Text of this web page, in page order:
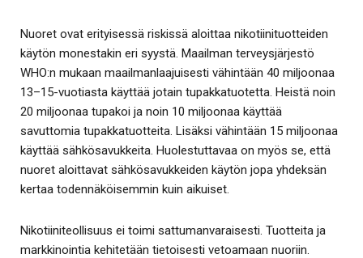
Nuoret ovat erityisessä riskissä aloittaa nikotiinituotteiden
käytön monestakin eri syystä. Maailman terveysjärjestö
WHO:n mukaan maailmanlaajuisesti vähintään 40 miljoonaa
13–15-vuotiasta käyttää jotain tupakkatuotetta. Heistä noin
20 miljoonaa tupakoi ja noin 10 miljoonaa käyttää
savuttomia tupakkatuotteita. Lisäksi vähintään 15 miljoonaa
käyttää sähkösavukkeita. Huolestuttavaa on myös se, että
nuoret aloittavat sähkösavukkeiden käytön jopa yhdeksän
kertaa todennäköisemmin kuin aikuiset.
Nikotiiniteollisuus ei toimi sattumanvaraisesti. Tuotteita ja
markkinointia kehitetään tietoisesti vetoamaan nuoriin.